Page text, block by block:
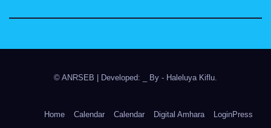
© ANRSEB Developed: _ By - Haleluya Kiflu
Home Calendar Calendar Digital Amhara LoginPress